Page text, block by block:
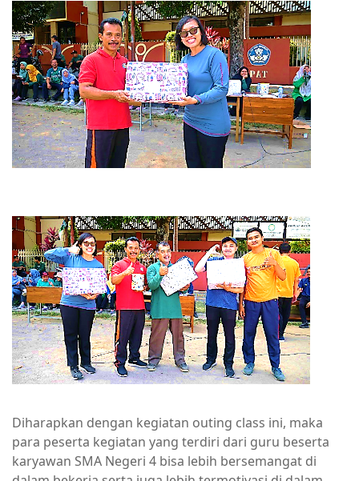
Diharapkan dengan kegiatan outing class ini, maka
para peserta kegiatan yang terdiri dari guru beserta
karyawan SMA Negeri 4 bisa lebih bersemangat di